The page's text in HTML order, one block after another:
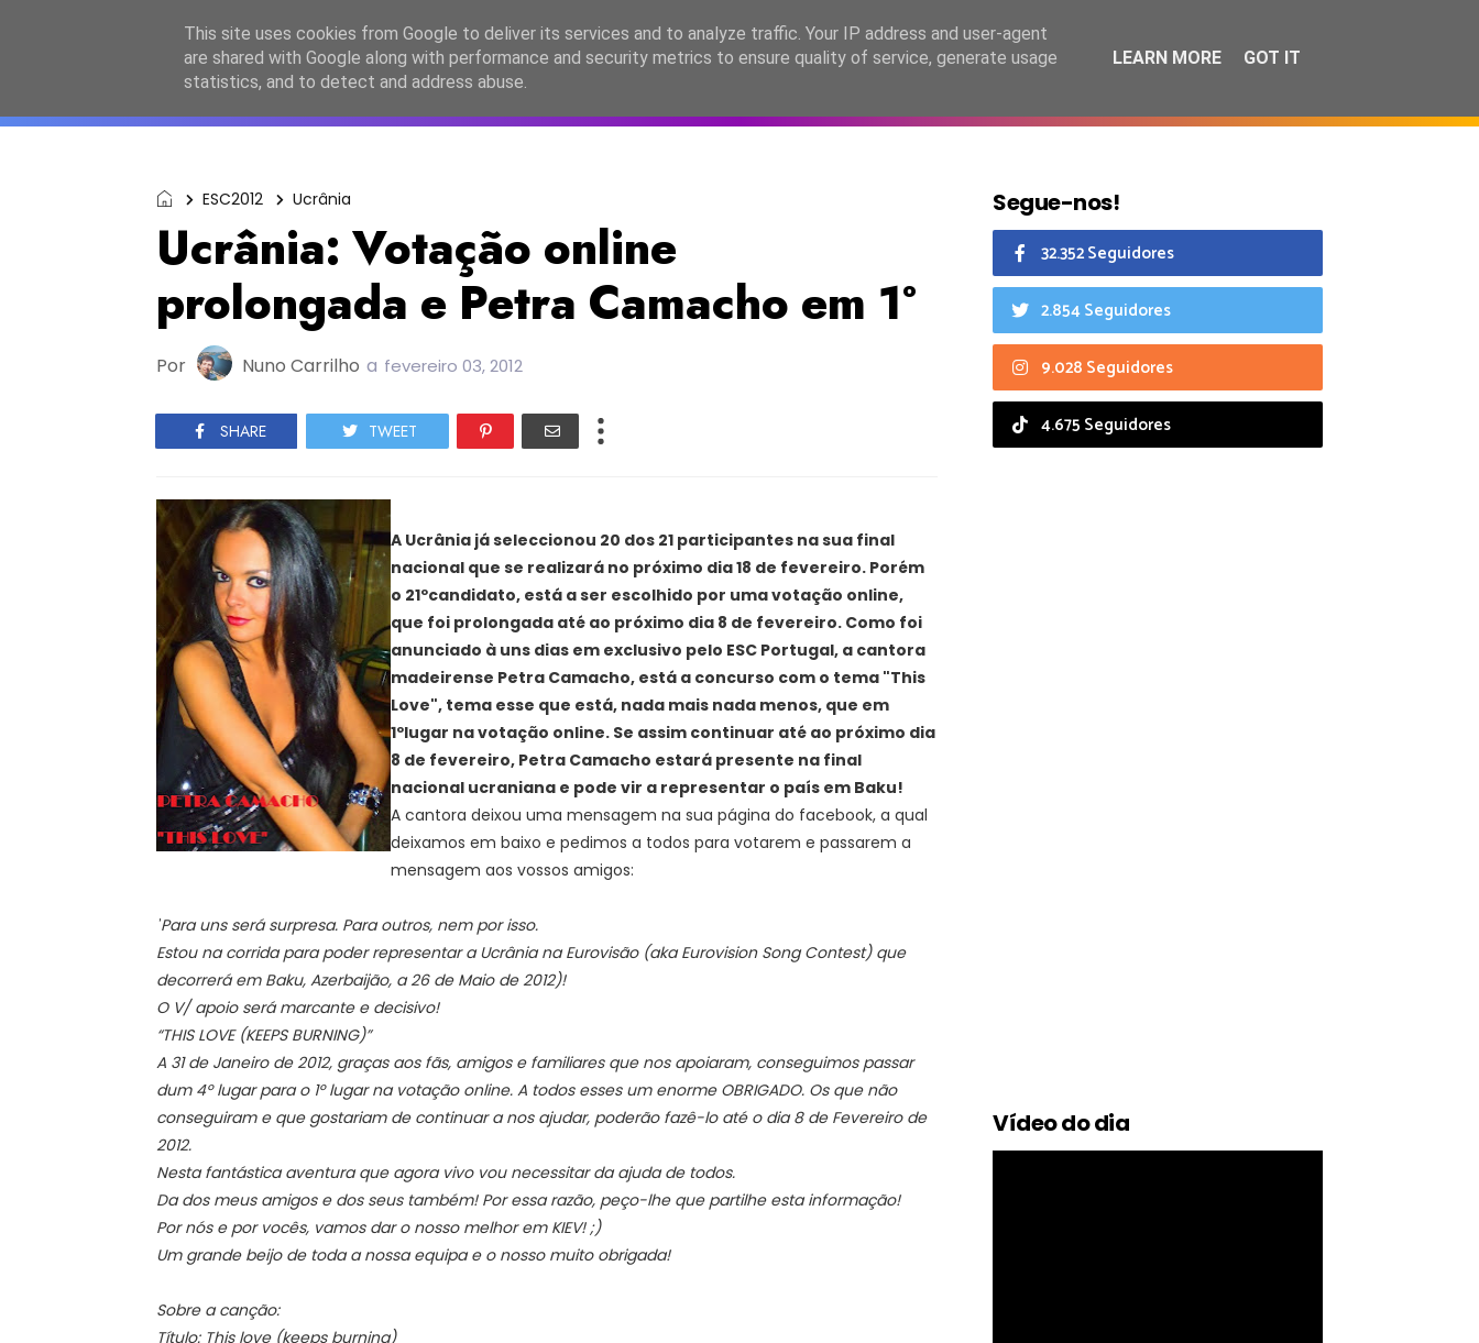
ESC2027 JESC2026 FC2026 EASC2026 PORTUGAL LANÇAMENTOS ESPECIAIS CALENDÁRIO
ESC2012 Ucrânia
Ucrânia: Votação online
prolongada e Petra Camacho em 1º
Por Nuno Carrilho a fevereiro 03, 2012
SHARE TWEET
A Ucrânia já seleccionou 20 dos 21 participantes na sua final
nacional que se realizará no próximo dia 18 de fevereiro. Porém
o 21ºcandidato, está a ser escolhido por uma votação online,
que foi prolongada até ao próximo dia 8 de fevereiro. Como foi
anunciado à uns dias em exclusivo pelo ESC Portugal, a cantora
madeirense Petra Camacho, está a concurso com o tema "This
Love", tema esse que está, nada mais nada menos, que em
1ºlugar na votação online. Se assim continuar até ao próximo dia
8 de fevereiro, Petra Camacho estará presente na final
nacional ucraniana e pode vir a representar o país em Baku!
A cantora deixou uma mensagem na sua página do facebook, a qual
deixamos em baixo e pedimos a todos para votarem e passarem a
mensagem aos vossos amigos:
"Para uns será surpresa. Para outros, nem por isso.
Estou na corrida para poder representar a Ucrânia na Eurovisão (aka Eurovision Song Contest) que
decorrerá em Baku, Azerbaijão, a 26 de Maio de 2012)!
O V/ apoio será marcante e decisivo!
“THIS LOVE (KEEPS BURNING)”
A 31 de Janeiro de 2012, graças aos fãs, amigos e familiares que nos apoiaram, conseguimos passar
dum 4º lugar para o 1º lugar na votação online. A todos esses um enorme OBRIGADO. Os que não
conseguiram e que gostariam de continuar a nos ajudar, poderão fazê-lo até o dia 8 de Fevereiro de
2012.
Nesta fantástica aventura que agora vivo vou necessitar da ajuda de todos.
Da dos meus amigos e dos seus também! Por essa razão, peço-lhe que partilhe esta informação!
Por nós e por vocês, vamos dar o nosso melhor em KIEV! ;)
Um grande beijo de toda a nossa equipa e o nosso muito obrigada!
Sobre a canção:
Título: This love (keeps burning)
Segue-nos!
32.352 Seguidores
2.854 Seguidores
9.028 Seguidores
4.675 Seguidores
Vídeo do dia
This site uses cookies from Google to deliver its services and to analyze traffic. Your IP address and user-agent
are shared with Google along with performance and security metrics to ensure quality of service, generate usage
statistics, and to detect and address abuse.
LEARN MORE GOT IT